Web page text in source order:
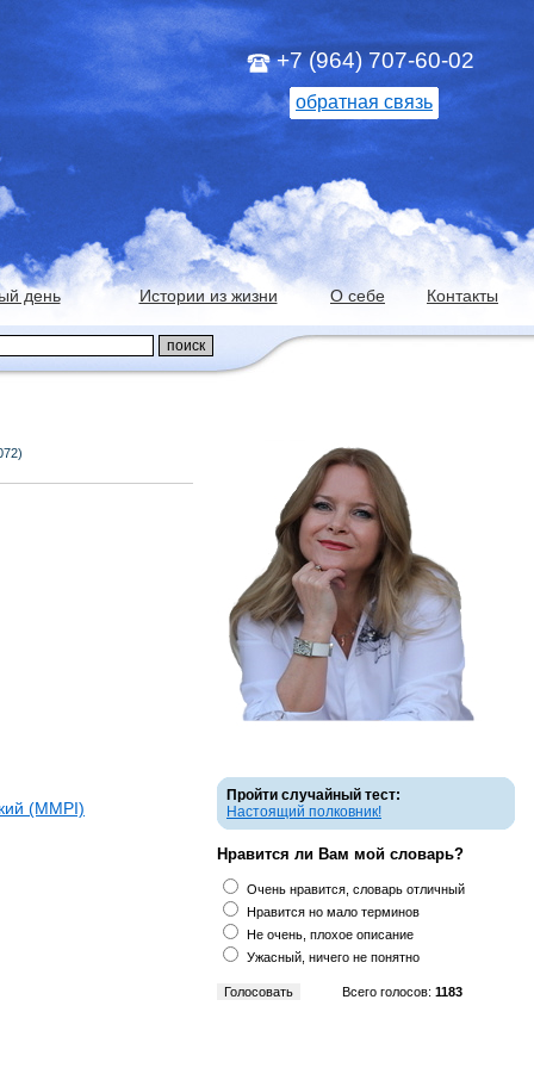
+7 (964) 707-60-02
обратная связь
день Истории из жизни О себе Контакты
(ММPI)
Пройти случайный тест:
Настоящий полковник!
Нравится ли Вам мой словарь?
Очень нравится, словарь отличный
Нравится но мало терминов
Не очень, плохое описание
Ужасный, ничего не понятно
Всего голосов: 1183